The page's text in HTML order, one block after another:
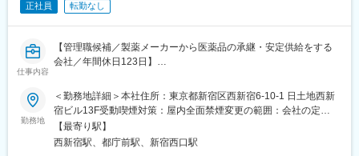
■顧客対応・需給調整：
・KPI／在庫報告
■他部門との連携：
携・調整
【働く環境】
■残業時間は全社平均20時間程度です。配属先の部署は業務によ
正社員 転勤なし
仕事内容
【管理職候補／製薬メーカーから医薬品の承継・安定供給をする
会社／年間休日123日】
当社は、大手製薬メーカーから長期収載品（ロングライフ医薬
品）の承継・安定供給をビジネスモデルとする企業です。中でも
SCMは当社の競争力を支える中核機能です。
販売・供給・在庫計画の立案からCMO（製造委託先）マネジメン
ト、供給リスク管理、新規承継品の導入まで、サプライチェーン
勤務地
＜勤務地詳細＞本社住所：東京都新宿区西新宿6-10-1 日土地西新
宿ビル13F受動喫煙対策：屋内全面禁煙変更の範囲：会社の定め
る事業所（リモートワーク含む）
【最寄り駅】
西新宿駅、都庁前駅、新宿西口駅